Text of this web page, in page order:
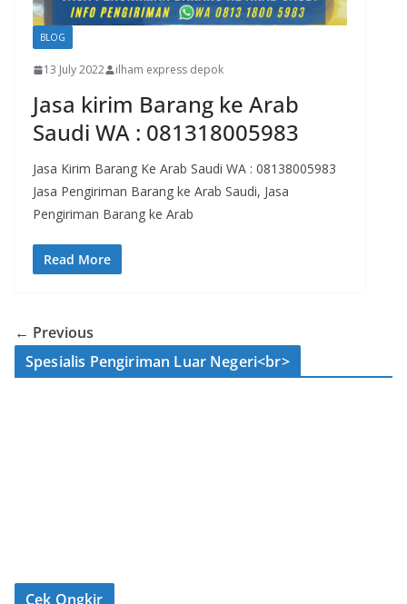
BLOG
13 July 2022 ilham express depok
Jasa kirim Barang ke Arab
Saudi WA : 081318005983
Jasa Kirim Barang Ke Arab Saudi WA : 08138005983
Jasa Pengiriman Barang ke Arab Saudi, Jasa
Pengiriman Barang ke Arab
Read More
← Previous
Spesialis Pengiriman Luar Negeri<br>
Cek Ongkir